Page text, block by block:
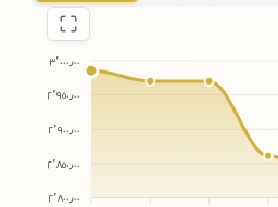
٣٬٠٠٠٫٠٠
٢٬٩٥٠٫٠٠
٢٬٩٠٠٫٠٠
٢٬٨٥٠٫٠٠
٢٬٨٠٠٫٠٠